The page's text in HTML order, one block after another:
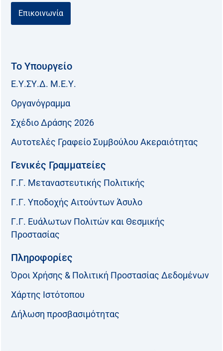
Επικοινωνία
Το Υπουργείο
Ε.Υ.ΣΥ.Δ. Μ.Ε.Υ.
Οργανόγραμμα
Σχέδιο Δράσης 2026
Αυτοτελές Γραφείο Συμβούλου Ακεραιότητας
Γενικές Γραμματείες
Γ.Γ. Μεταναστευτικής Πολιτικής
Γ.Γ. Υποδοχής Αιτούντων Άσυλο
Γ.Γ. Ευάλωτων Πολιτών και Θεσμικής
Προστασίας
Πληροφορίες
Όροι Χρήσης & Πολιτική Προστασίας Δεδομένων
Χάρτης Ιστότοπου
Δήλωση προσβασιμότητας